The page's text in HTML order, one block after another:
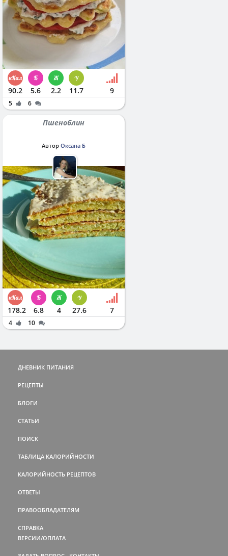
90.2 5.6 2.2 11.7 9
5 6
Пшеноблин
Автор Оксана Б
178.2 6.8 4 27.6 7
4 10
ДНЕВНИК ПИТАНИЯ
РЕЦЕПТЫ
БЛОГИ
СТАТЬИ
ПОИСК
ТАБЛИЦА КАЛОРИЙНОСТИ
КАЛОРИЙНОСТЬ РЕЦЕПТОВ
ОТВЕТЫ
ПРАВООБЛАДАТЕЛЯМ
СПРАВКА
ВЕРСИИ/ОПЛАТА